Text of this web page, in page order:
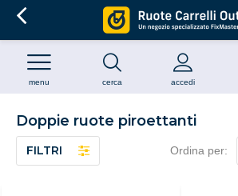
cerca accedi
menu
Doppie ruote piroettanti
FILTRI Ordina per: